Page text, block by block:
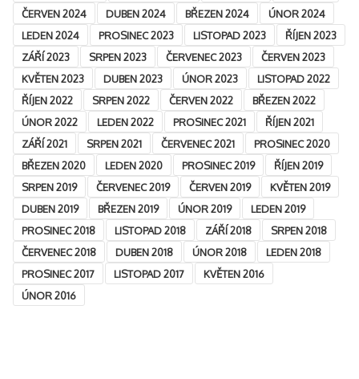
ČERVEN 2024
DUBEN 2024 BŘEZEN 2024
ÚNOR 2024
LEDEN 2024
PROSINEC 2023 LISTOPAD 2023
ŘÍJEN 2023
ZÁŘÍ 2023
SRPEN 2023 ČERVENEC 2023
ČERVEN 2023
KVĚTEN 2023
DUBEN 2023 ÚNOR 2023
LISTOPAD 2022
ŘÍJEN 2022
SRPEN 2022 ČERVEN 2022
BŘEZEN 2022
ÚNOR 2022
LEDEN 2022 PROSINEC 2021
ŘÍJEN 2021
ZÁŘÍ 2021
SRPEN 2021 ČERVENEC 2021
PROSINEC 2020
BŘEZEN 2020
LEDEN 2020 PROSINEC 2019
ŘÍJEN 2019
SRPEN 2019
ČERVENEC 2019 ČERVEN 2019
KVĚTEN 2019
DUBEN 2019
BŘEZEN 2019 ÚNOR 2019
LEDEN 2019
PROSINEC 2018
LISTOPAD 2018 ZÁŘÍ 2018
SRPEN 2018
ČERVENEC 2018
DUBEN 2018 ÚNOR 2018
LEDEN 2018
PROSINEC 2017
LISTOPAD 2017
KVĚTEN 2016
ÚNOR 2016